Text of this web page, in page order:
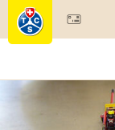
Mitgliedschaft &
Test, Sicherheit &